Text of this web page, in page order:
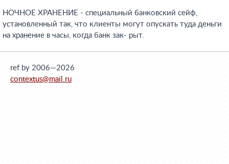
НОЧНОЕ ХРАНЕНИЕ - специальный банковский сейф,
установленный так, что клиенты могут опускать туда деньги
на хранение в часы, когда банк зак- рыт.
ref.by 2006—2026
contextus@mail.ru